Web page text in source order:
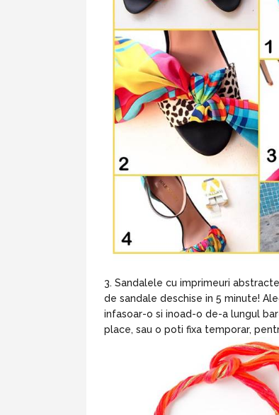
Sandalele cu imprimeuri
de sandale deschise in 5 minute!
infasoar-o si inoad-o de-a lungul
place, sau o poti fixa temporar,